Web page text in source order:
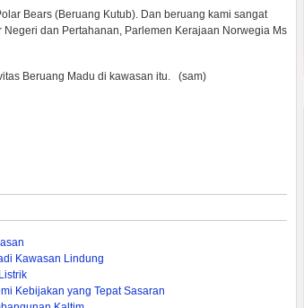
Bears (Beruang Kutub). Dan beruang kami sangat
Negeri dan Pertahanan, Parlemen Kerajaan Norwegia Ms
Beruang Madu di kawasan itu. (sam)
Kawasan Lindung
Kebijakan yang Tepat Sasaran